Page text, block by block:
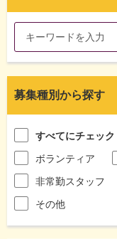
募集種別から探す
すべてにチェック
ボランティア
非常勤スタッフ
その他